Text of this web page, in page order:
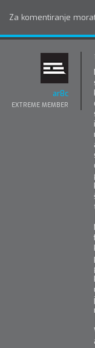
Za komentiranje
ar8c
EXTREME MEMBER